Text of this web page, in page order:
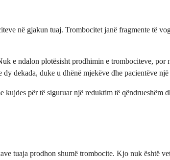
në gjakun tuaj. Trombocitet janë fragmente të
e ndalon plotësisht prodhimin e trombociteve, por
dekada, duke u dhënë mjekëve dhe pacientëve
për të siguruar një reduktim të
tuaja prodhon shumë trombocite. Kjo nuk është